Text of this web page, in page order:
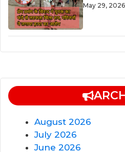
May 29, 2026
August 2026
July 2026
June 2026